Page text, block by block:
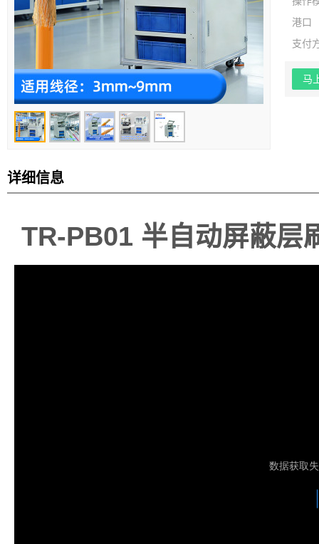
港口
支付
马
详细信息
TR-PB01 半自动屏蔽层